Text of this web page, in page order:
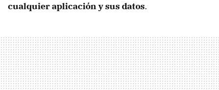
cualquier aplicación y sus datos.